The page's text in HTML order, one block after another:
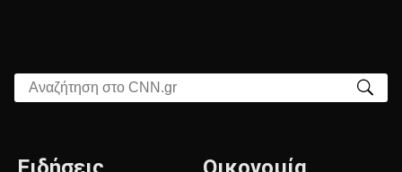
Αναζήτηση στο CNN.gr